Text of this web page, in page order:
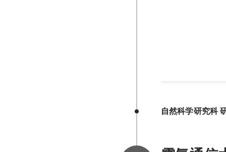
自然科学研究科